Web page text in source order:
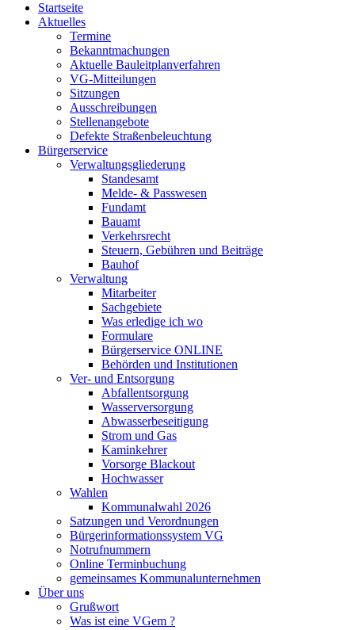
Startseite
Aktuelles
Termine
Bekanntmachungen
Aktuelle Bauleitplanverfahren
VG-Mitteilungen
Sitzungen
Ausschreibungen
Stellenangebote
Defekte Straßenbeleuchtung
Bürgerservice
Verwaltungsgliederung
Standesamt
Melde- & Passwesen
Fundamt
Bauamt
Verkehrsrecht
Steuern, Gebühren und Beiträge
Bauhof
Verwaltung
Mitarbeiter
Sachgebiete
Was erledige ich wo
Formulare
Bürgerservice ONLINE
Behörden und Institutionen
Ver- und Entsorgung
Abfallentsorgung
Wasserversorgung
Abwasserbeseitigung
Strom und Gas
Kaminkehrer
Vorsorge Blackout
Hochwasser
Wahlen
Kommunalwahl 2026
Satzungen und Verordnungen
Bürgerinformationssystem VG
Notrufnummern
Online Terminbuchung
gemeinsames Kommunalunternehmen
Über uns
Grußwort
Was ist eine VGem ?